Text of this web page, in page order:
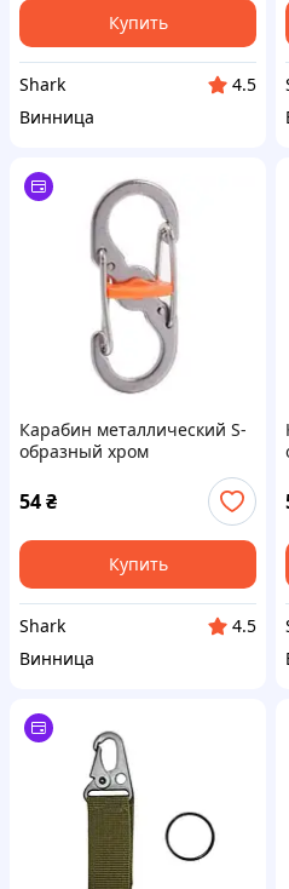
Купить
Shark
4.5
Винница
Карабин металлический S-
образный хром
54₴
Купить
Shark
4.5
Винница